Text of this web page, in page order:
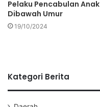
Pelaku Pencabulan Anak
Dibawah Umur
19/10/2024
Kategori Berita